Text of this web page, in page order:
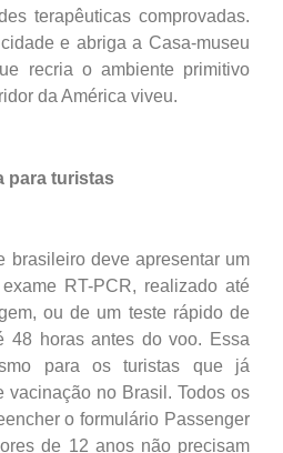
terapêuticas comprovadas.
e abriga a Casa-museu
recria o ambiente primitivo
da América viveu.
para turistas
brasileiro deve apresentar um
RT-PCR, realizado até
ou de um teste rápido de
48 horas antes do voo. Essa
para os turistas que já
vacinação no Brasil. Todos os
o formulário Passenger
de 12 anos não precisam